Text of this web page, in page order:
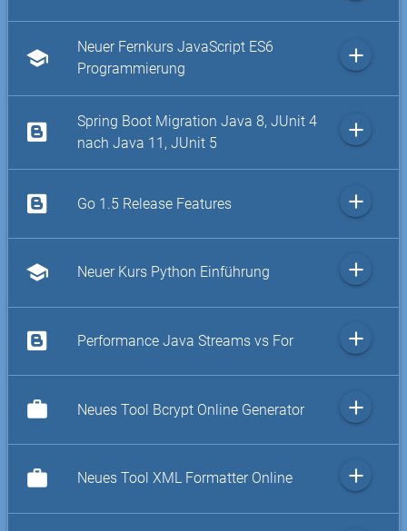
school
Neuer Fernkurs JavaScript ES6
Programmierung
add
Spring Boot Migration Java 8, JUnit 4
nach Java 11, JUnit 5
add
Go 1.5 Release Features add
school Neuer Kurs Python Einführung add
Performance Java Streams vs For add
work Neues Tool Bcrypt Online Generator add
work Neues Tool XML Formatter Online add